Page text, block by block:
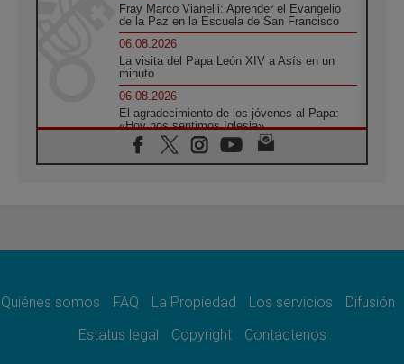
Fray Marco Vianelli: Aprender el Evangelio
de la Paz en la Escuela de San Francisco
06.08.2026
La visita del Papa León XIV a Asís en un
minuto
06.08.2026
El agradecimiento de los jóvenes al Papa:
«Hoy nos sentimos Iglesia»
06.08.2026
Líbano: Reanudan los coloquios en Roma en
paz
Sturla: La visita de León XIV será una buena
noticia para todo el Uruguay
Quiénes somos FAQ La Propiedad Los servicios
Difusión
Estatus legal
Copyright Contáctenos